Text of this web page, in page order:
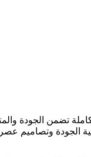
تضمن الجودة
الجودة وتصاميم